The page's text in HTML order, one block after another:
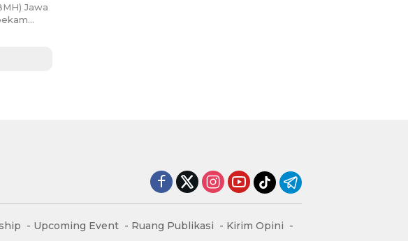
Jawa
Upcoming Event Ruang Publikasi
Kirim Opini